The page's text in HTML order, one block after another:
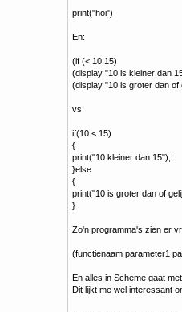
print("hoi")
En:
(if (< 10 15)
(display "10 is kleiner dan
(display "10 is groter dan of
vs:
if(10 < 15)
{
print("10 kleiner dan 15");
}else
{
print("10 is groter dan of
}
Zo'n programma's zien er
(functienaam parameter1
En alles in Scheme gaat
Dit lijkt me wel interessant